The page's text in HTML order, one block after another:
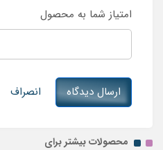
امتیاز شما به محصول
ارسال دیدگاه انصراف
محصولات بیشتر برای